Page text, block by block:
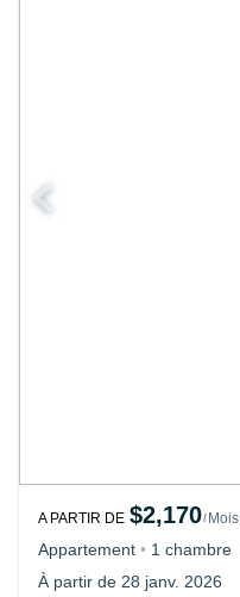
A PARTIR DE $2,170/Mois
Appartement • 1 chambre
À partir de 28 janv. 2026